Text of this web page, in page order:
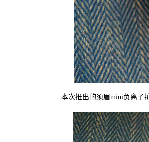
本次推出的须眉mini负离子